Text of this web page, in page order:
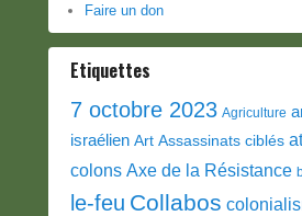
Faire un don
Etiquettes
7 octobre 2023 Agriculture
israélien Art Assassinats ciblés
colons Axe de la Résistance
le-feu Collabos